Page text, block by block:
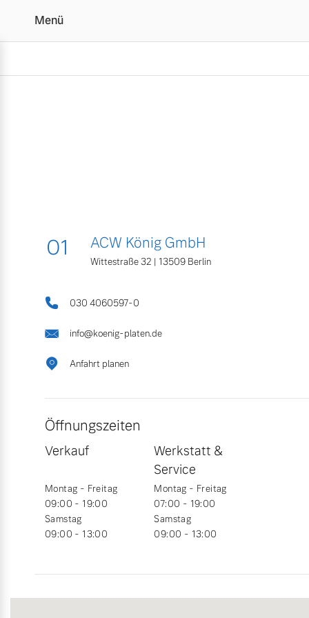
Menü
Plug-in Hybrid
4 Modelle
Geschäftskunden
Editionsmodelle
Konnektivität
Aktuelle Angebote
Volvo Gebrauchtwagenbörse
Über uns
Kontakt und Anfahrt
01 ACW König GmbH
Wittestraße 32 | 13509 Berlin
030 4060597-0
info@koenig-platen.de
Anfahrt planen
Öffnungszeiten
Verkauf
Montag - Freitag
09:00 - 19:00
Samstag
09:00 - 13:00
Werkstatt &
Service
Montag - Freitag
07:00 - 19:00
Samstag
09:00 - 13:00